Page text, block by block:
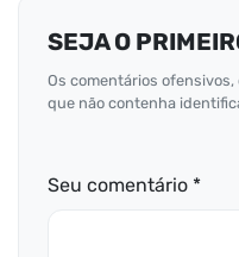
SEJA O
Os comentários
que não contenha
Seu comentário *